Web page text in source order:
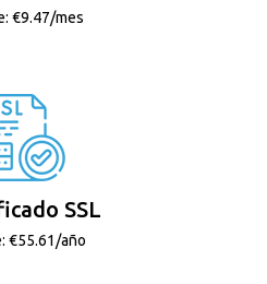
€9.47/mes
SSL
€55.61/año